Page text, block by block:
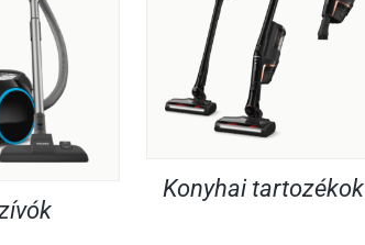
Konyhai tartozékok